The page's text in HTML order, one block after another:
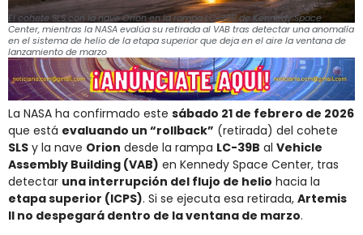
El cohete SLS con la nave Orion en la rampa LC-39B de Kennedy Space
Center, mientras la NASA evalúa su retirada al VAB tras detectar una anomalía
en el sistema de helio de la etapa superior que deja en el aire la ventana de
lanzamiento de marzo
La NASA ha confirmado este sábado 21 de febrero de 2026
que está evaluando un “rollback” (retirada) del cohete
SLS y la nave Orion desde la rampa LC-39B al Vehicle
Assembly Building (VAB) en Kennedy Space Center, tras
detectar una interrupción del flujo de helio hacia la
etapa superior (ICPS). Si se ejecuta esa retirada, Artemis
II no despegará dentro de la ventana de marzo.